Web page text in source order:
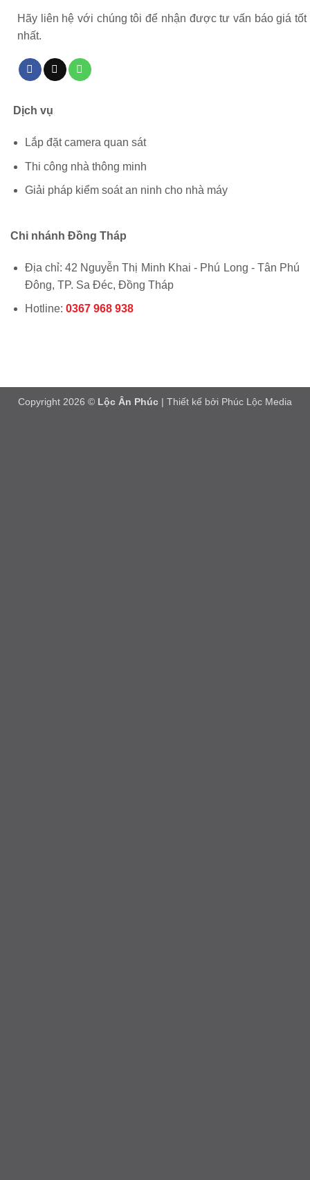
Hãy liên hệ với chúng tôi để nhận được tư vấn báo giá tốt
nhất.
Dịch vụ
Lắp đặt camera quan sát
Thi công nhà thông minh
Giải pháp kiểm soát an ninh cho nhà máy
Chi nhánh Đồng Tháp
Địa chỉ: 42 Nguyễn Thị Minh Khai - Phú Long - Tân Phú
Đông, TP. Sa Đéc, Đồng Tháp
Hotline: 0367 968 938
Copyright 2026 © Lộc Ân Phúc | Thiết kế bởi Phúc Lộc Media